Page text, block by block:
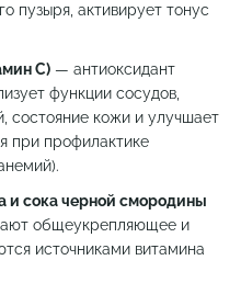
пузыря, активирует тонус
С) — антиоксидант
функции сосудов,
состояние кожи и улучшает
при профилактике
и сока черной смородины
общеукрепляющее и
источниками витамина